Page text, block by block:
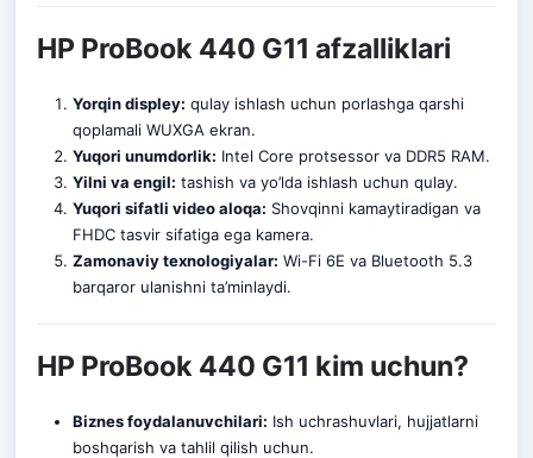
HP ProBook 440 G11 afzalliklari
Yorqin displey: qulay ishlash uchun porlashga qarshi
qoplamali WUXGA ekran.
Yuqori unumdorlik: Intel Core protsessor va DDR5 RAM.
Yilni va engil: tashish va yo’lda ishlash uchun qulay.
Yuqori sifatli video aloqa: Shovqinni kamaytiradigan va
FHDC tasvir sifatiga ega kamera.
Zamonaviy texnologiyalar: Wi-Fi 6E va Bluetooth 5.3
barqaror ulanishni ta’minlaydi.
HP ProBook 440 G11 kim uchun?
Biznes foydalanuvchilari: Ish uchrashuvlari, hujjatlarni
boshqarish va tahlil qilish uchun.